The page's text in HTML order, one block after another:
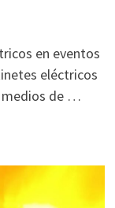
en eventos
eléctricos
medios de …